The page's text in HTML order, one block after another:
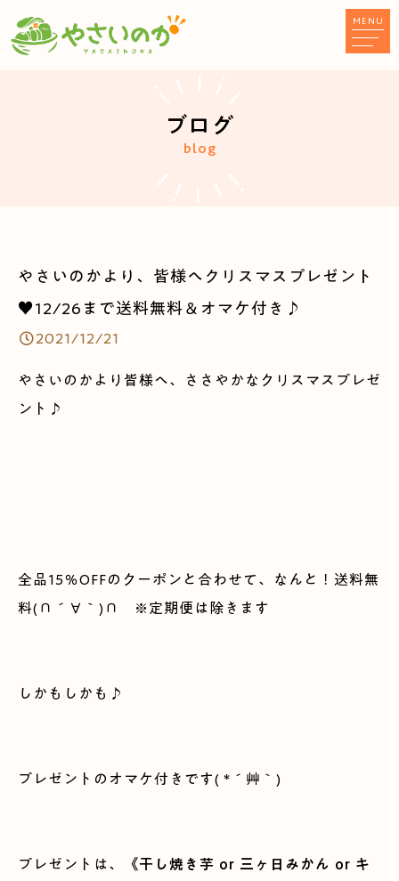
ブログ
blog
やさいのかより、皆様へクリスマスプレゼント
♥12/26まで送料無料＆オマケ付き♪
2021/12/21
やさいのかより皆様へ、ささやかなクリスマスプレゼ
ント♪
全品15 ％OFFのクーポンと合わせて、なんと！送料無
料(∩´∀ ｀ )∩ ※定期便は除きます
しかもしかも♪
プレゼントのオマケ付きです( *´ 艸｀ )
プレゼントは、《干し焼き芋 or 三ヶ日みかん or キ
MENU